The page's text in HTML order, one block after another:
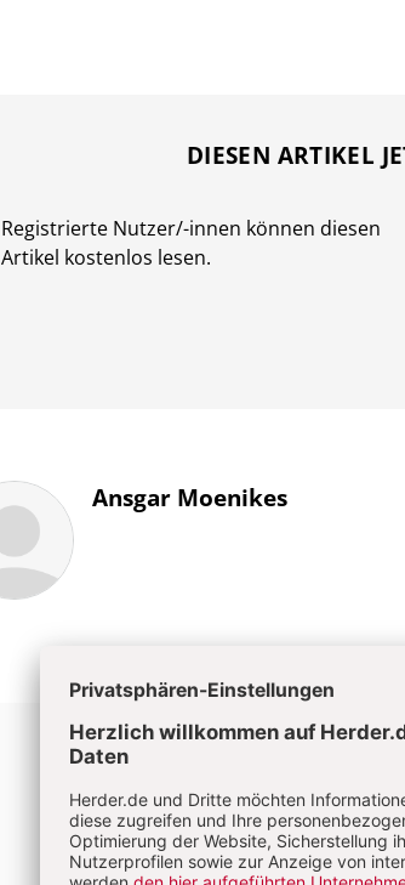
DIESEN ARTIKEL
Registrierte Nutzer/-innen können diesen
Artikel kostenlos lesen.
Ansgar Moenikes